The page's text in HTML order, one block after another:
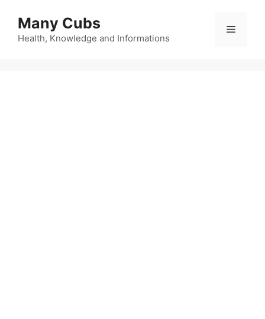
Many Cubs
Health, Knowledge and Informations